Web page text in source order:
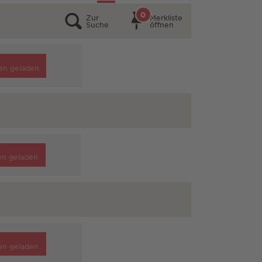
Zur
Suche
Merkliste
öffnen
0
geladen
geladen
geladen